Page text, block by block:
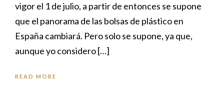
vigor el 1 de julio, a partir de entonces se supone
que el panorama de las bolsas de plástico en
España cambiará. Pero solo se supone, ya que,
aunque yo considero […]
READ MORE